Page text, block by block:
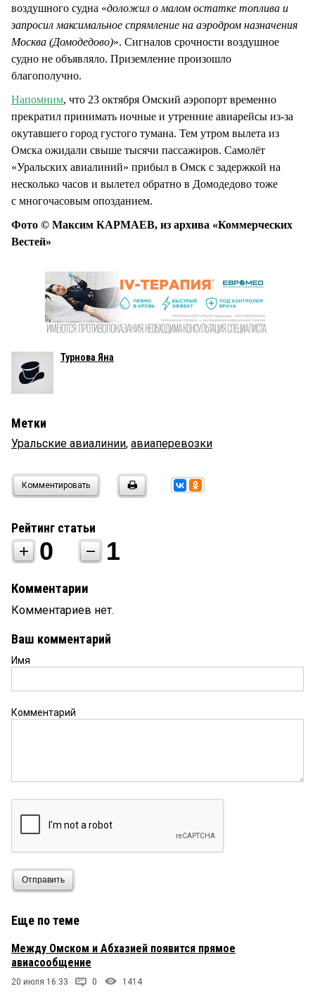
воздушного судна «доложил о малом остатке топлива и
запросил максимальное спрямление на аэродром назначения
Москва (Домодедово)». Сигналов срочности воздушное
судно не объявляло. Приземление произошло
благополучно.
Напомним, что 23 октября Омский аэропорт временно
прекратил принимать ночные и утренние авиарейсы из-за
окутавшего город густого тумана. Тем утром вылета из
Омска ожидали свыше тысячи пассажиров. Самолёт
«Уральских авиалиний» прибыл в Омск с задержкой на
несколько часов и вылетел обратно в Домодедово тоже
с многочасовым опозданием.
Фото © Максим КАРМАЕВ, из архива «Коммерческих
Вестей»
Турнова Яна
Метки
Уральские авиалинии, авиаперевозки
Комментировать
Рейтинг статьи
0 1
Комментарии
Комментариев нет.
Ваш комментарий
Имя
Комментарий
Отправить
Еще по теме
Между Омском и Абхазией появится прямое
авиасообщение
20 июля 16:33 0 1414